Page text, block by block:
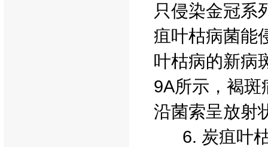
只侵染金冠系
疽叶枯病菌能
叶枯病的新病
9A所示，褐
沿菌索呈放射
6. 炭疽叶枯